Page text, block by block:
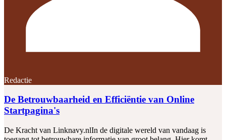
Redactie
De Betrouwbaarheid en Efficiëntie van Online
Startpagina's
De Kracht van Linknavy.nlIn de digitale wereld van vandaag is